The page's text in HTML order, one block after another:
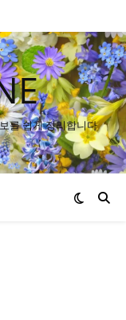
를 쉽게 정리합니다